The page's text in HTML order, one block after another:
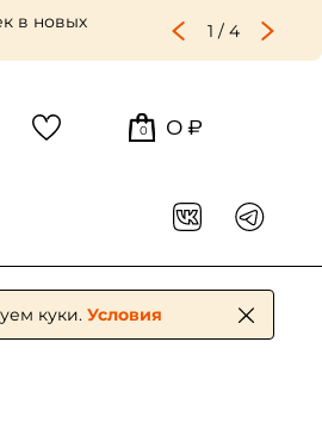
Холст-мастер! Много
2 /4
0 0 ₽
куки. Условия